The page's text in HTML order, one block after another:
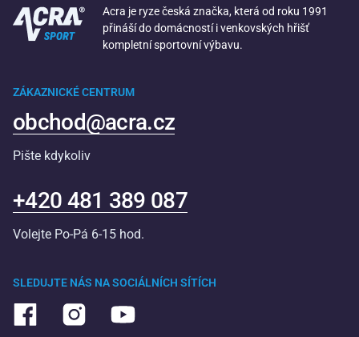
Acra je ryze česká značka, která od roku 1991
přináší do domácností i venkovských hřišť
kompletní sportovní výbavu.
SLEDUJTE NÁS NA SOCIÁLNÍCH SÍTÍCH
ZÁKAZNICKÉ CENTRUM
obchod@acra.cz
Pište kdykoliv
+420 481 389 087
Volejte Po-Pá 6-15 hod.